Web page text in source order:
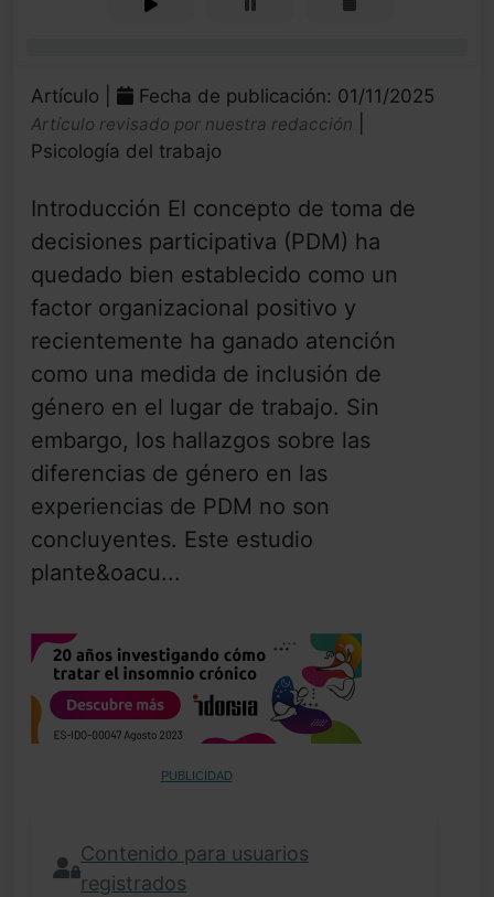
Artículo | Fecha de publicación: 01/11/2025
Artículo revisado por nuestra redacción
Psicología del trabajo
Introducción El concepto de toma de
decisiones participativa (PDM) ha
quedado bien establecido como un
factor organizacional positivo y
recientemente ha ganado atención
como una medida de inclusión de
género en el lugar de trabajo. Sin
embargo, los hallazgos sobre las
diferencias de género en las
experiencias de PDM no son
concluyentes. Este estudio
plante&oacu...
PUBLICIDAD
Contenido para usuarios
registrados